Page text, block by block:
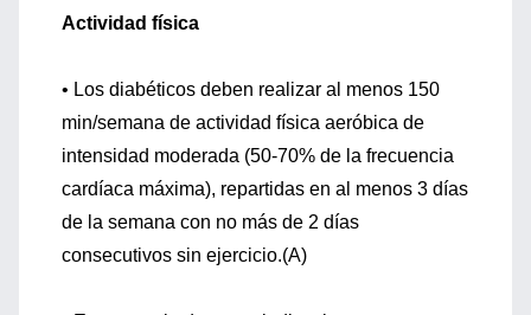
Actividad física
• Los diabéticos deben realizar al menos 150
min/semana de actividad física aeróbica de
intensidad moderada (50-70% de la frecuencia
cardíaca máxima), repartidas en al menos 3 días
de la semana con no más de 2 días
consecutivos sin ejercicio.(A)